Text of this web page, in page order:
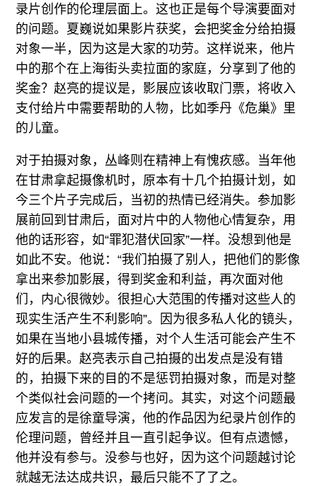
录片创作的伦理层面上。这也正是每个导演要面对
的问题。夏巍说如果影片获奖，会把奖金分给拍摄
对象一半，因为这是大家的功劳。这样说来，他片
中的那个在上海街头卖拉面的家庭，分享到了他的
奖金？赵亮的提议是，影展应该收取门票，将收入
支付给片中需要帮助的人物，比如季丹《危巢》里
的儿童。
对于拍摄对象，丛峰则在精神上有愧疚感。当年他
在甘肃拿起摄像机时，原本有十几个拍摄计划，如
今三个片子完成后，当初的热情已经消失。参加影
展前回到甘肃后，面对片中的人物他心情复杂，用
他的话形容，如“罪犯潜伏回家”一样。没想到他是
如此不安。他说：“我们拍摄了别人，把他们的影像
拿出来参加影展，得到奖金和利益，再次面对他
们，内心很微妙。很担心大范围的传播对这些人的
现实生活产生不利影响”。因为很多私人化的镜头，
如果在当地小县城传播，对个人生活可能会产生不
好的后果。赵亮表示自己拍摄的出发点是没有错
的，拍摄下来的目的不是惩罚拍摄对象，而是对整
个类似社会问题的一个拷问。其实，对这个问题最
应发言的是徐童导演，他的作品因为纪录片创作的
伦理问题，曾经并且一直引起争议。但有点遗憾，
他并没有参与。没参与也好，因为这个问题越讨论
就越无法达成共识，最后只能不了了之。